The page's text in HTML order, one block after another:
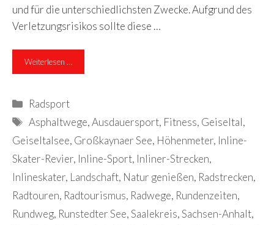
und für die unterschiedlichsten Zwecke. Aufgrund des
Verletzungsrisikos sollte diese …
Weiterlesen …
Kategorien
Radsport
Schlagwörter
Asphaltwege,Ausdauersport, Fitness, Geiseltal,
Geiseltalsee, Großkaynaer See, Höhenmeter, Inline-
Skater-Revier, Inline-Sport, Inliner-Strecken,
Inlineskater, Landschaft, Natur genießen, Radstrecken,
Radtouren, Radtourismus, Radwege, Rundenzeiten,
Rundweg, Runstedter See,Saalekreis,Sachsen-Anhalt,